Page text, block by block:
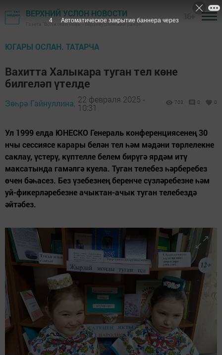
ВЕРХНИЙ УСЛОН НОВОСТИ
Газета "Волжская новь" - Верхнеуслонский район
ЮГАРЫ ОСЛАН. ТАТАРЧА
Вахитта Халыкара туган тел көне
билгеләп үтелде
Зөһрә Гайнуллина, 22 февраля 2025 -
10:31
703 0 0
Ул 1999 елда ЮНЕСКО Генераль конференциясенең 30
нчы сессиясе карары белән тел һәм мәдәни төрлелекне
саклау, үстерү, күптелле белем бирүгә ярдәм итү
максатында гамәлгә куела. Туган телебез һәрберебез
өчен бәһасез. Без үзебезнең беренче сүзләребезне һәм
уй-фикерләребезне ачыктан-ачык туган телебездә
әйтәбез.
2 Автоматическое закрытие баннера через